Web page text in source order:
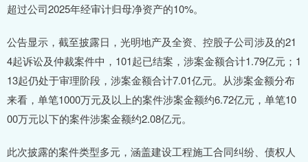
超过公司2025年经审计归母净资产的10%。
公告显示，截至披露日，光明地产及全资、控股子公司涉及的21
4起诉讼及仲裁案件中，101起已结案，涉案金额合计1.79亿元；1
13起仍处于审理阶段，涉案金额合计7.01亿元。从涉案金额分布
来看，单笔1000万元及以上的案件涉案金额约6.72亿元，单笔10
00万元以下的案件涉案金额约2.08亿元。
此次披露的案件类型多元，涵盖建设工程施工合同纠纷、债权人